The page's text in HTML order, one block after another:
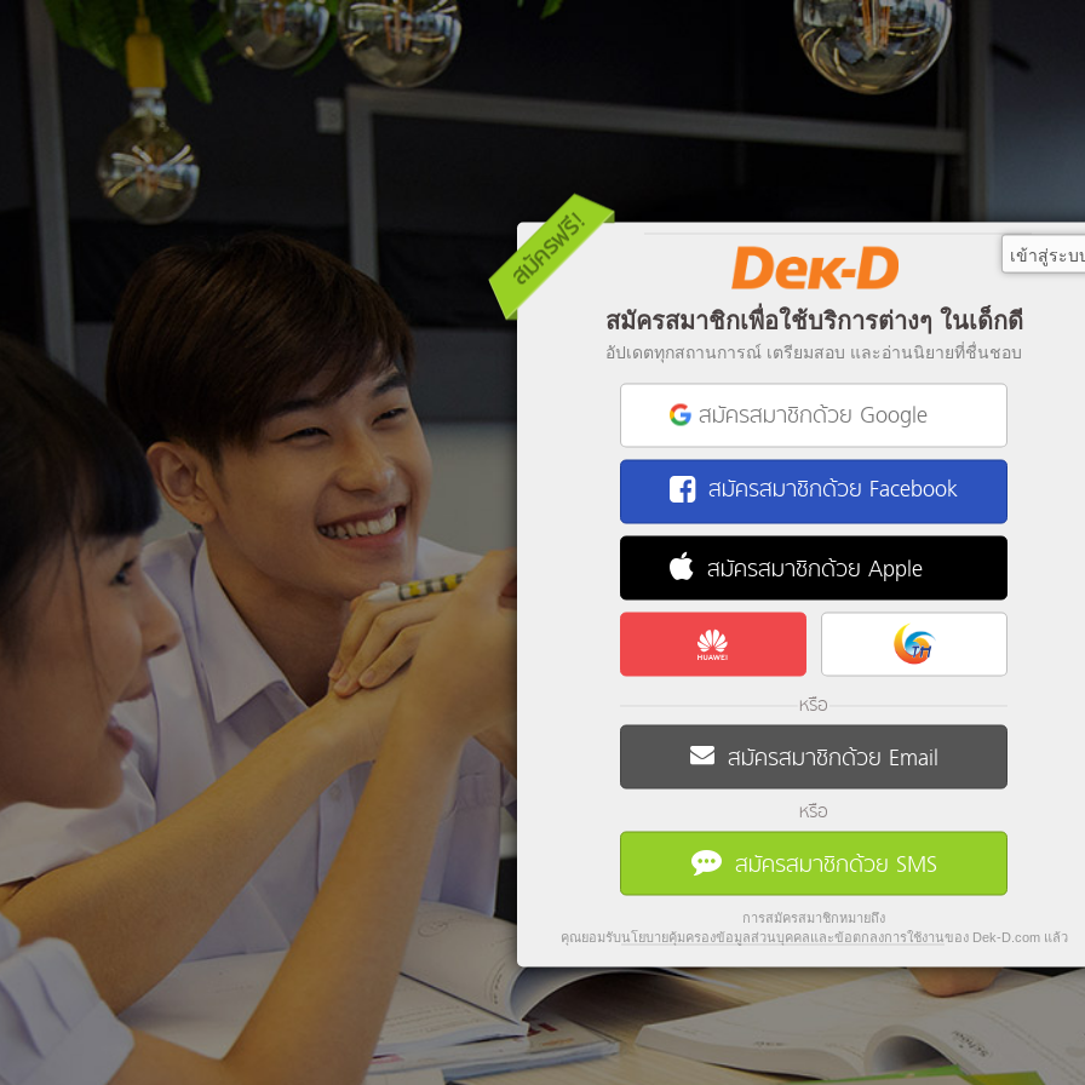
สมัครสมาชิกเพื่อใช้บริการต่างๆ ในเด็กดี
อัปเดตทุกสถานการณ์ เตรียมสอบ และอ่านนิยายที่ชื่นชอบ
สมัครสมาชิกด้วย Google
สมัครสมาชิกด้วย Facebook
สมัครสมาชิกด้วย Apple
หรือ
สมัครสมาชิกด้วย Email
หรือ
สมัครสมาชิกด้วย SMS
การสมัครสมาชิกหมายถึง
คุณยอมรับนโยบายคุ้มครองข้อมูลส่วนบุคคลและข้อตกลงการใช้งานของ Dek-D.com แล้ว
เข้าสู่ระบ